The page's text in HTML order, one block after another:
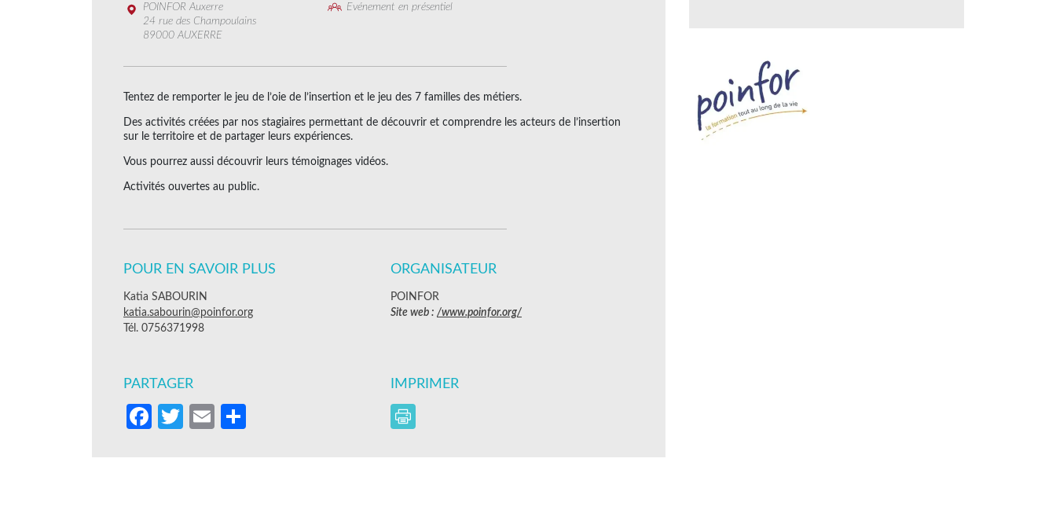
POINFOR Auxerre
24 rue des Champoulains
89000 AUXERRE
Evénement en présentiel
Tentez de remporter le jeu de l’oie de l’insertion et le jeu des 7 familles des métiers.
Des activités créées par nos stagiaires permettant de découvrir et comprendre les acteurs de l’insertion
sur le territoire et de partager leurs expériences.
Vous pourrez aussi découvrir leurs témoignages vidéos.
Activités ouvertes au public.
POUR EN SAVOIR PLUS
Katia SABOURIN
katia.sabourin@poinfor.org
Tél. 0756371998
ORGANISATEUR
POINFOR
Site web : /www.poinfor.org/
PARTAGER
Facebook
Twitter
Email
IMPRIMER